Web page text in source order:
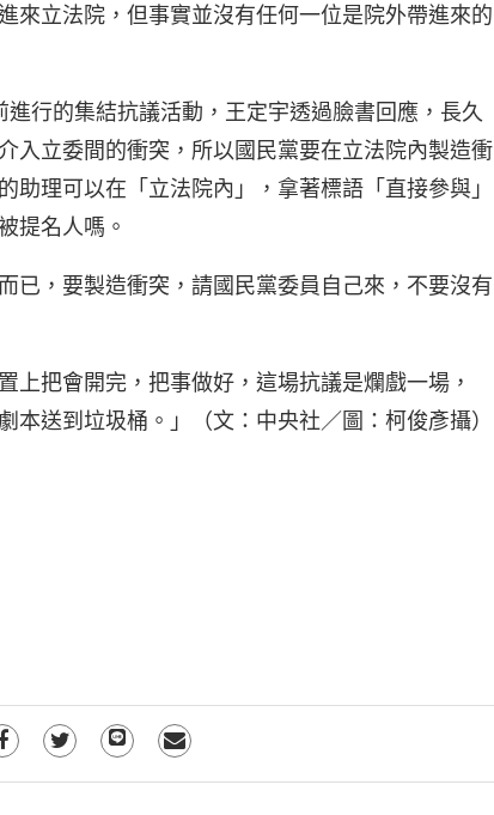
來立法院，但事實並沒有任何一位是院外帶進來的
行的集結抗議活動，王定宇透過臉書回應，長久
入立委間的衝突，所以國民黨要在立法院內製造衝
理可以在「立法院內」，拿著標語「直接參與」
提名人嗎。
已，要製造衝突，請國民黨委員自己來，不要沒有
上把會開完，把事做好，這場抗議是爛戲一場，
本送到垃圾桶。」（文：中央社／圖：柯俊彥攝）